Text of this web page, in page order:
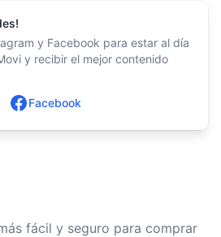
y Facebook para estar al día
y recibir el mejor contenido
Facebook
fácil y seguro para comprar